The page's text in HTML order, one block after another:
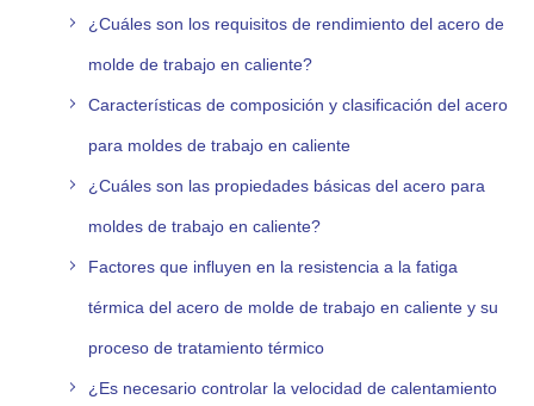
¿Cuáles son los requisitos de rendimiento del acero de
molde de trabajo en caliente?
Características de composición y clasificación del acero
para moldes de trabajo en caliente
¿Cuáles son las propiedades básicas del acero para
moldes de trabajo en caliente?
Factores que influyen en la resistencia a la fatiga
térmica del acero de molde de trabajo en caliente y su
proceso de tratamiento térmico
¿Es necesario controlar la velocidad de calentamiento